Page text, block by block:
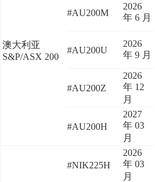
澳大利亚
S&P/ASX 200
#AU200M
2026
年 6 月
#AU200U
2026
年 9 月
#AU200Z
2026
年 12
月
#AU200H
2027
年 03
月
#NIK225H
2026
年 03
月